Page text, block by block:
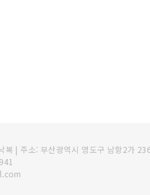
복 | 주소: 부산광역시 영도구 남항2가